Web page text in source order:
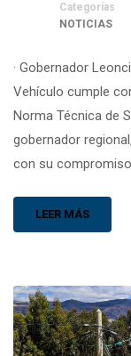
Categorías
NOTICIAS
· Gobernador
Vehículo cumple
Norma Técnica de
gobernador
con su
LEER MÁS